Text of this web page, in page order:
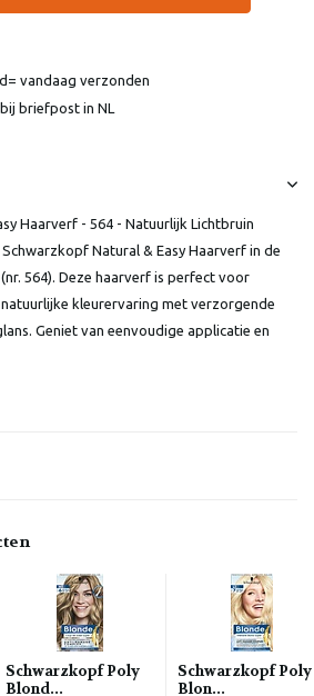
vandaag verzonden
briefpost in NL
Haarverf - 564 - Natuurlijk Lichtbruin
Natural & Easy Haarverf in de
564). Deze haarverf is perfect voor
kleurervaring met verzorgende
Geniet van eenvoudige applicatie en
Schwarzkopf Poly
Blond...
Schwarzkopf Poly
Blon...